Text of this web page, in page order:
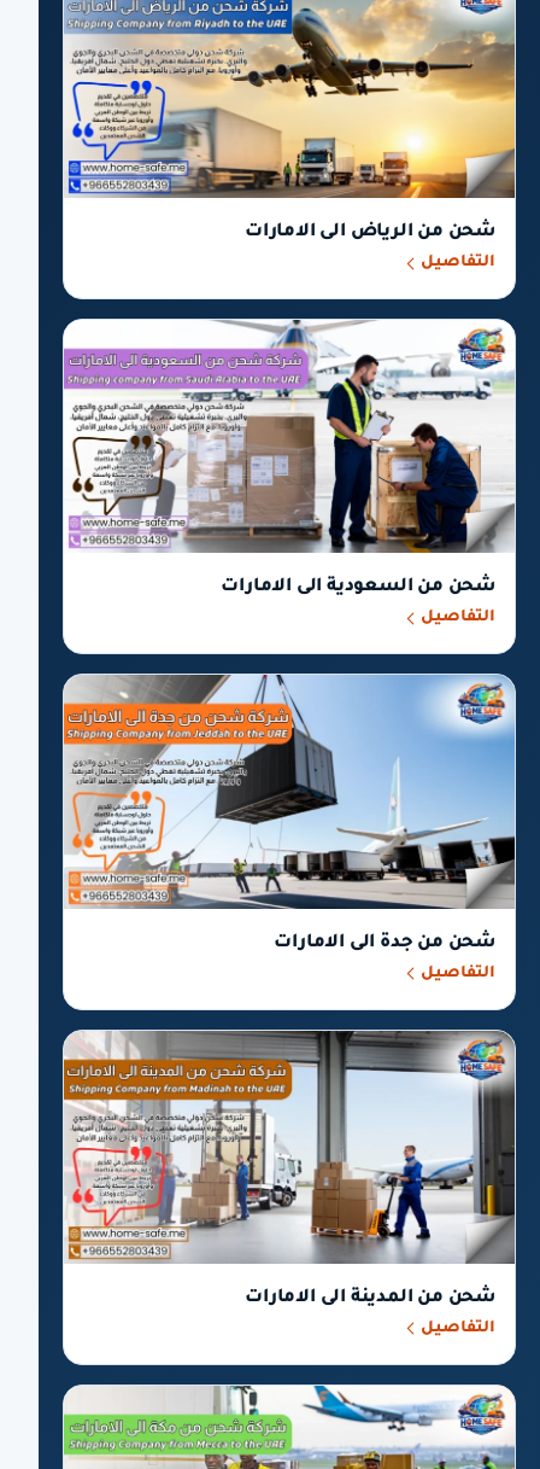
شحن من الرياض الى الامارات
التفاصيل
شحن من السعودية الى الامارات
التفاصيل
شحن من جدة الى الامارات
التفاصيل
شحن من المدينة الى الامارات
التفاصيل